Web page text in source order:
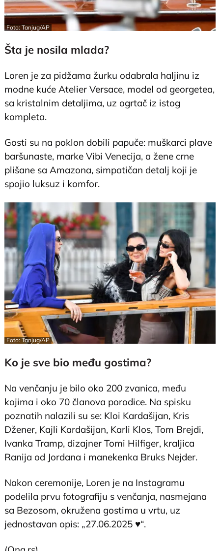
Foto: Tanjug/AP
Šta je nosila mlada?
Loren je za pidžama žurku odabrala haljinu iz
modne kuće Atelier Versace, model od georgetea,
sa kristalnim detaljima, uz ogrtač iz istog
kompleta.
Gosti su na poklon dobili papuče: muškarci plave
baršunaste, marke Vibi Venecija, a žene crne
plišane sa Amazona, simpatičan detalj koji je
spojio luksuz i komfor.
Foto: Tanjug/AP
Ko je sve bio među gostima?
Na venčanju je bilo oko 200 zvanica, među
kojima i oko 70 članova porodice. Na spisku
poznatih nalazili su se: Kloi Kardašijan, Kris
Džener, Kajli Kardašijan, Karli Klos, Tom Brejdi,
Ivanka Tramp, dizajner Tomi Hilfiger, kraljica
Ranija od Jordana i manekenka Bruks Nejder.
Nakon ceremonije, Loren je na Instagramu
podelila prvu fotografiju s venčanja, nasmejana
sa Bezosom, okružena gostima u vrtu, uz
jednostavan opis: „27.06.2025 ♥️“.